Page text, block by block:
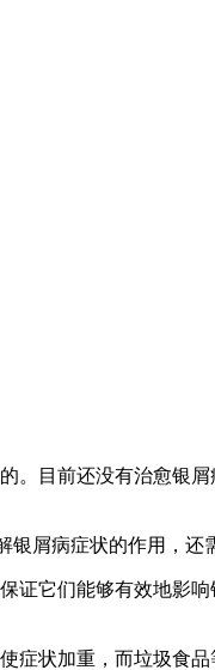
。目前还没有治愈银
屑病症状的作用，还
证它们能够有效地影
症状加重，而垃圾食